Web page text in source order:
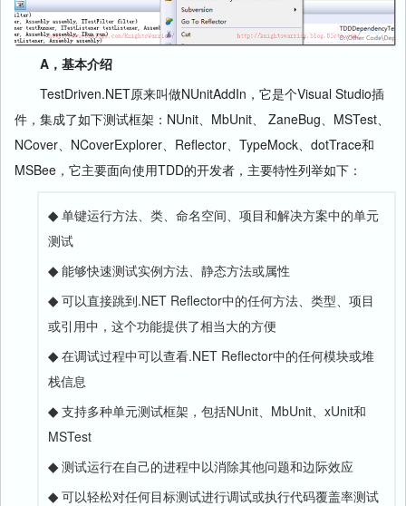
A，基本介绍
TestDriven.NET原来叫做NUnitAddIn，它是个Visual Studio插
件，集成了如下测试框架：NUnit、MbUnit、 ZaneBug、MSTest、
NCover、NCoverExplorer、Reflector、TypeMock、dotTrace和
MSBee，它主要面向使用TDD的开发者，主要特性列举如下：
◆ 单键运行方法、类、命名空间、项目和解决方案中的单元
测试
◆ 能够快速测试实例方法、静态方法或属性
◆ 可以直接跳到.NET Reflector中的任何方法、类型、项目
或引用中，这个功能提供了相当大的方便
◆ 在调试过程中可以查看.NET Reflector中的任何模块或堆
栈信息
◆ 支持多种单元测试框架，包括NUnit、MbUnit、xUnit和
MSTest
◆ 测试运行在自己的进程中以消除其他问题和边际效应
◆ 可以轻松对任何目标测试进行调试或执行代码覆盖率测试